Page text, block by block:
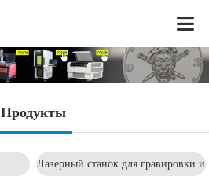
Продукты
Лазерный станок для гравировки и